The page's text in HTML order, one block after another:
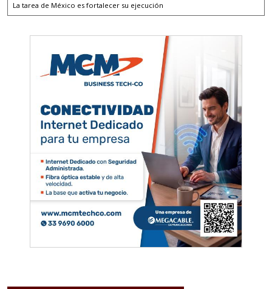
La tarea de México es fortalecer su ejecución